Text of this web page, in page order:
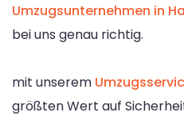
Umzugsunternehmen in
bei uns genau richtig.
mit unserem
größten Wert auf